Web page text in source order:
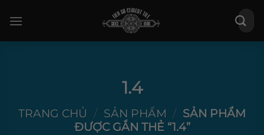
qua
Tìm
kiếm:
1.4
TRANG CHỦ / SẢN PHẨM / SẢN PHẨM
ĐƯỢC GẮN THẺ “1.4”